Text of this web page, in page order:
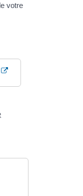
votre